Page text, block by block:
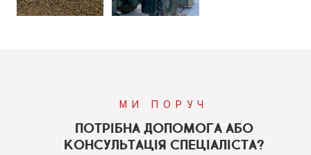
МИ ПОРУЧ
ПОТРІБНА ДОПОМОГА АБО
КОНСУЛЬТАЦІЯ СПЕЦІАЛІСТА?